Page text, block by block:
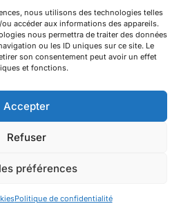
nous utilisons des technologies telles
accéder aux informations des appareils.
nous permettra de traiter des données
ou les ID uniques sur ce site. Le
son consentement peut avoir un effet
et fonctions.
Accepter
Refuser
préférences
Politique de confidentialité